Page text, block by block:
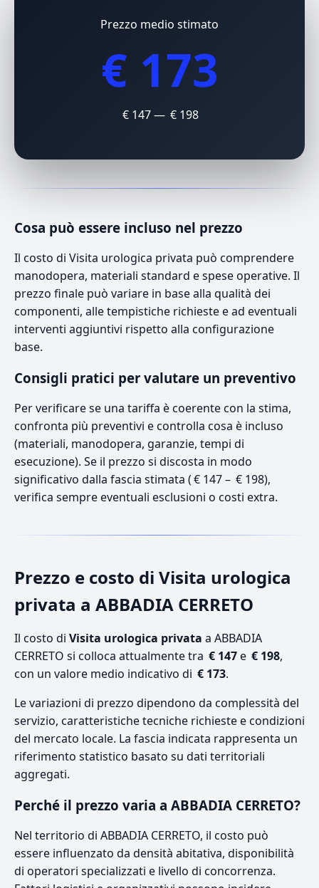
Prezzo medio stimato
€ 173
€ 147 — € 198
Cosa può essere incluso nel prezzo
Il costo di Visita urologica privata può comprendere
manodopera, materiali standard e spese operative. Il
prezzo finale può variare in base alla qualità dei
componenti, alle tempistiche richieste e ad eventuali
interventi aggiuntivi rispetto alla configurazione
base.
Consigli pratici per valutare un preventivo
Per verificare se una tariffa è coerente con la stima,
confronta più preventivi e controlla cosa è incluso
(materiali, manodopera, garanzie, tempi di
esecuzione). Se il prezzo si discosta in modo
significativo dalla fascia stimata ( € 147 – € 198),
verifica sempre eventuali esclusioni o costi extra.
Prezzo e costo di Visita urologica
privata a ABBADIA CERRETO
Il costo di Visita urologica privata a ABBADIA
CERRETO si colloca attualmente tra € 147e € 198,
con un valore medio indicativo di € 173.
Le variazioni di prezzo dipendono da complessità del
servizio, caratteristiche tecniche richieste e condizioni
del mercato locale. La fascia indicata rappresenta un
riferimento statistico basato su dati territoriali
aggregati.
Perché il prezzo varia a ABBADIA CERRETO?
Nel territorio di ABBADIA CERRETO, il costo può
essere influenzato da densità abitativa, disponibilità
di operatori specializzati e livello di concorrenza.